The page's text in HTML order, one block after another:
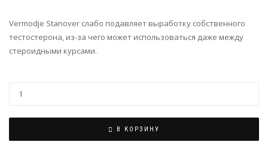
Vermodje Stanover слабо подавляет выработку собственного
тестостерона, из-за чего может использоваться даже между
стероидными курсами.
В КОРЗИНУ